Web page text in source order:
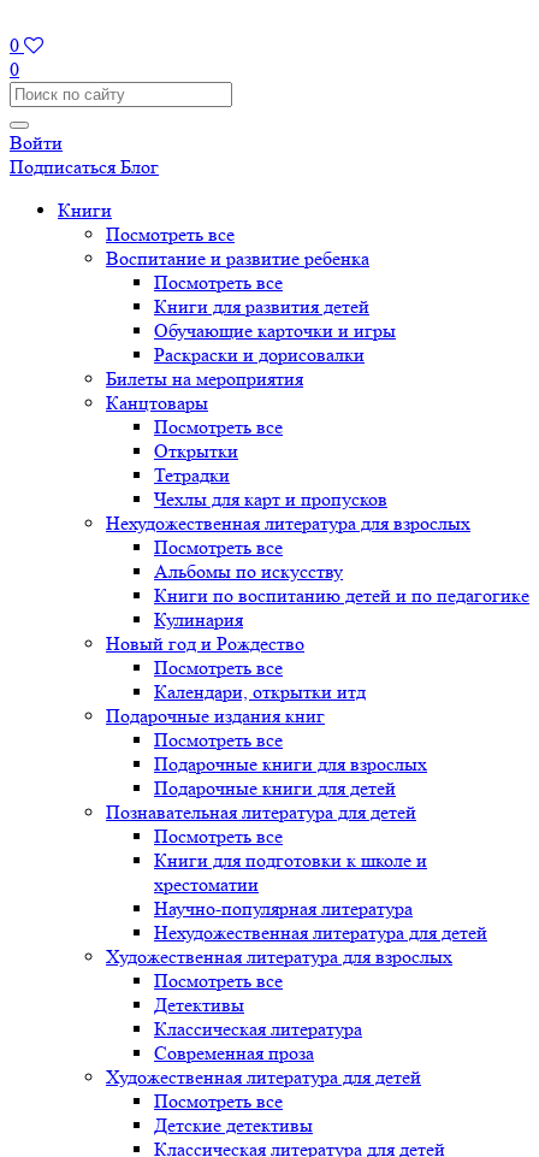
0
0
Войти
Подписаться Блог
Книги
Посмотреть все
Воспитание и развитие ребенка
Посмотреть все
Книги для развития детей
Обучающие карточки и игры
Раскраски и дорисовалки
Билеты на мероприятия
Канцтовары
Посмотреть все
Открытки
Тетрадки
Чехлы для карт и пропусков
Нехудожественная литература для взрослых
Посмотреть все
Альбомы по искусству
Книги по воспитанию детей и по педагогике
Кулинария
Новый год и Рождество
Посмотреть все
Календари, открытки итд
Подарочные издания книг
Посмотреть все
Подарочные книги для взрослых
Подарочные книги для детей
Познавательная литература для детей
Посмотреть все
Книги для подготовки к школе и
хрестоматии
Научно-популярная литература
Нехудожественная литература для детей
Художественная литература для взрослых
Посмотреть все
Детективы
Классическая литература
Современная проза
Художественная литература для детей
Посмотреть все
Детские детективы
Классическая литература для детей